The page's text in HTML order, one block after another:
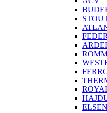
ELSEN